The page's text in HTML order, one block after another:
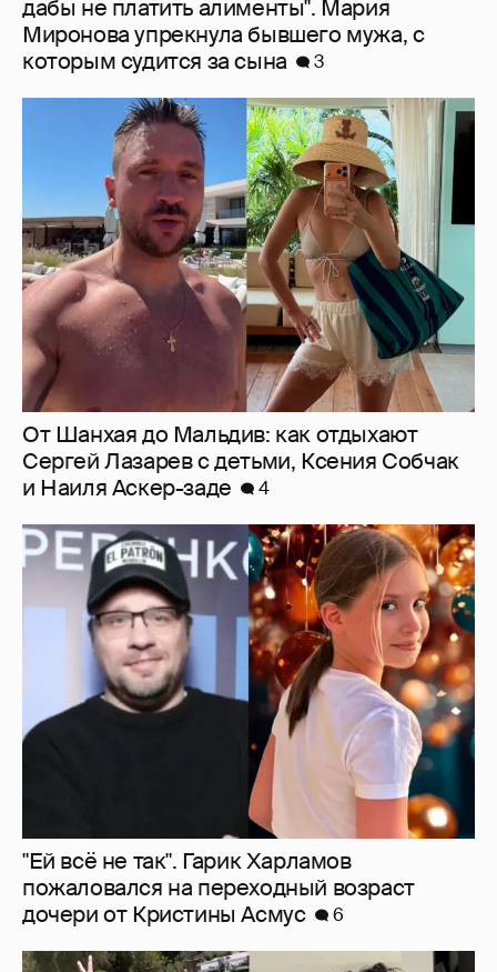
От Шанхая до Мальдив: как отдыхают
Сергей Лазарев с детьми, Ксения Собчак
и Наиля Аскер-заде
4
"Ей всё не так". Гарик Харламов
пожаловался на переходный возраст
дочери от Кристины Асмус
6